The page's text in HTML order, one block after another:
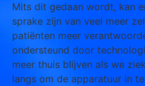
Mits dit gedaan wordt, kan
sprake zijn van veel meer
patiënten meer
ondersteund door
meer thuis blijven als we
langs om de apparatuur in